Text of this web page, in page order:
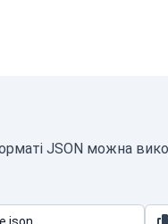
JSON можна